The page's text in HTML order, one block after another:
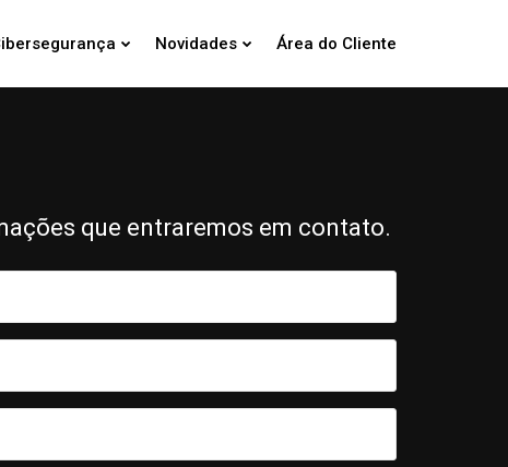
Novidades Área do Cliente
que entraremos em contato.